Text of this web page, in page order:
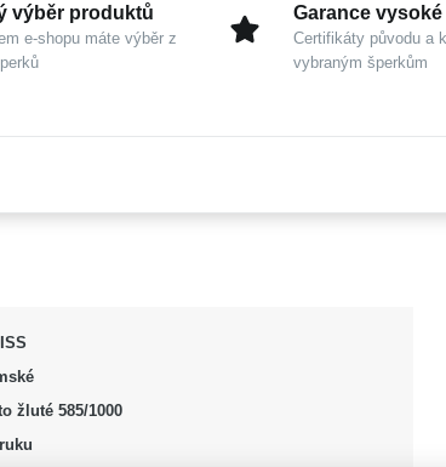
výběr produktů
e-shopu máte výběr z
Garance
Certifikáty původu a
vybraným šperkům
žluté 585/1000